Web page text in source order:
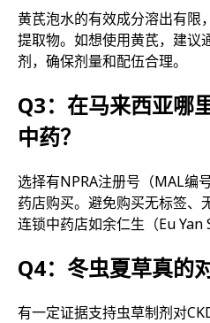
黄芪泡水的有效成分溶出有限
提取物。如想使用黄芪，建议
剂，确保剂量和配伍合理。
Q3：在马来西亚哪
中药？
选择有NPRA注册号（MAL编
药店购买。避免购买无标签、
连锁中药店如余仁生（Eu Yan
Q4：冬虫夏草真的
有一定证据支持虫草制剂对